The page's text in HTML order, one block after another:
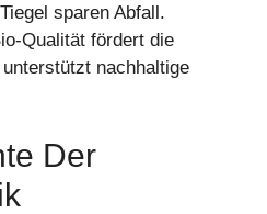
sparen Abfall.
Qualität fördert die
nachhaltige
Der